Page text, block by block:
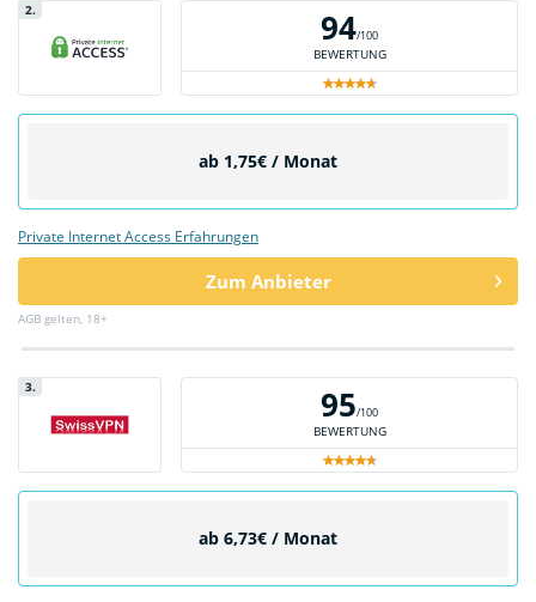
2. 94/100
BEWERTUNG
ab 1,75€ / Monat
Private Internet Access Erfahrungen
Zum Anbieter
AGB gelten, 18+
3. 95/100
BEWERTUNG
ab 6,73€ / Monat